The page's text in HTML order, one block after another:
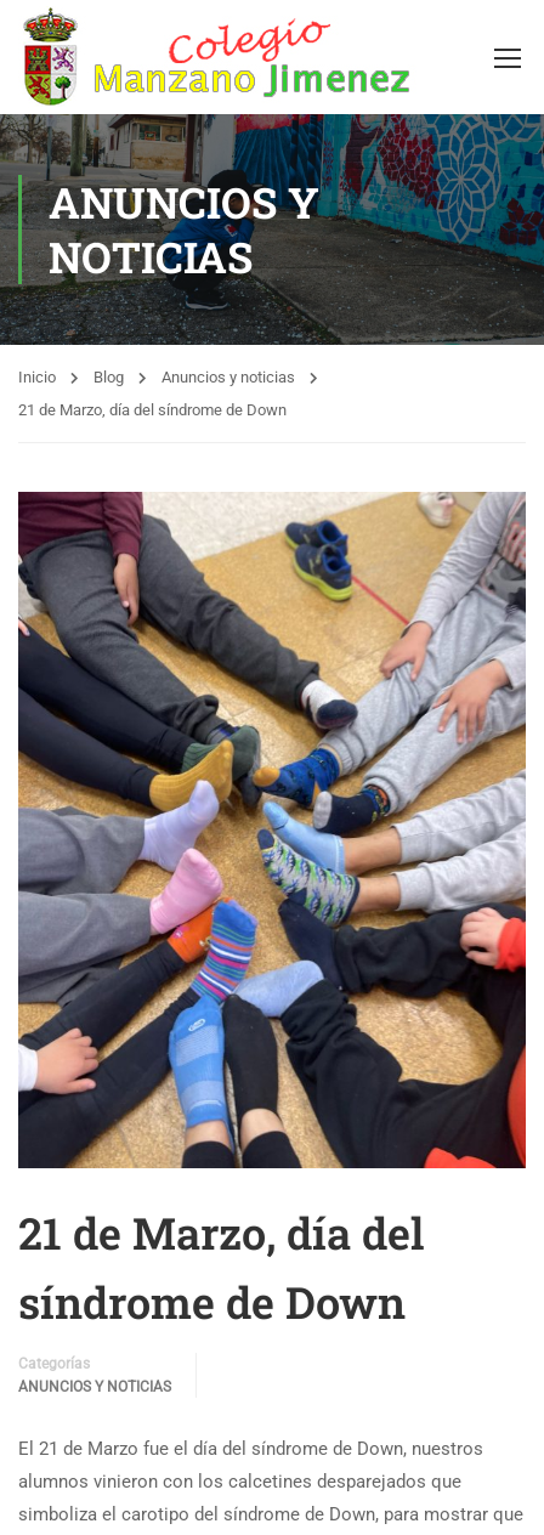
ANUNCIOS Y
NOTICIAS
Inicio Blog
Anuncios y noticias
21 de Marzo, día del síndrome de Down
21 de Marzo, día del
síndrome de Down
Categorías
ANUNCIOS Y NOTICIAS
El 21 de Marzo fue el día del síndrome de Down, nuestros
alumnos vinieron con los calcetines desparejados que
simboliza el carotipo del síndrome de Down, para mostrar que